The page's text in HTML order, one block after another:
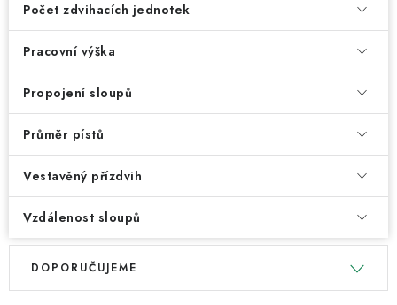
Počet zdvihacích jednotek
Pracovní výška
Propojení sloupů
Průměr pístů
Vestavěný přízdvih
Vzdálenost sloupů
V
Ř
DOPORUČUJEME